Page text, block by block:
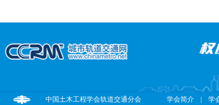
中国土木工程学会轨道交通分会 学会简介 学